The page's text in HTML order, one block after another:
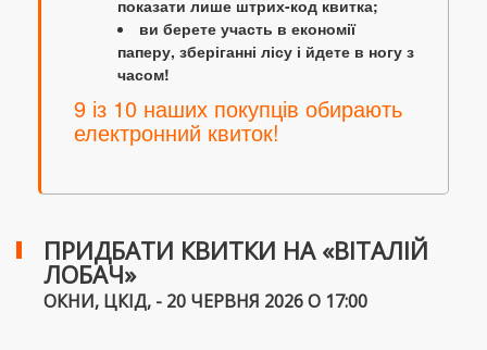
показати лише штрих-код квитка;
ви берете участь в економії
паперу, зберіганні лісу і йдете в ногу з
часом!
9 із 10 наших покупців обирають
електронний квиток!
ПРИДБАТИ КВИТКИ НА «ВІТАЛІЙ
ЛОБАЧ»
ОКНИ, ЦКІД, - 20 ЧЕРВНЯ 2026 О 17:00